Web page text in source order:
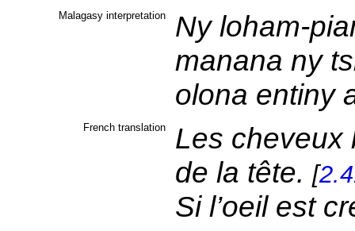
Malagasy interpretation
Ny loham-
manana ny
olona entiny
French translation
Les cheveux
de la tête. [
Si l’oeil est